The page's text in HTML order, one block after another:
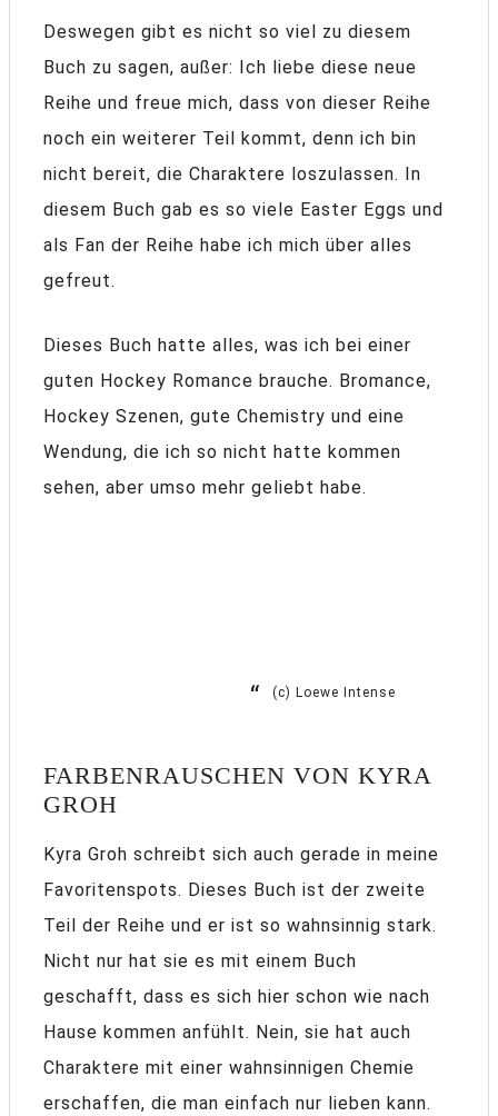
Deswegen gibt es nicht so viel zu diesem
Buch zu sagen, außer: Ich liebe diese neue
Reihe und freue mich, dass von dieser Reihe
noch ein weiterer Teil kommt, denn ich bin
nicht bereit, die Charaktere loszulassen. In
diesem Buch gab es so viele Easter Eggs und
als Fan der Reihe habe ich mich über alles
gefreut.
Dieses Buch hatte alles, was ich bei einer
guten Hockey Romance brauche. Bromance,
Hockey Szenen, gute Chemistry und eine
Wendung, die ich so nicht hatte kommen
sehen, aber umso mehr geliebt habe.
(c) Loewe Intense
FARBENRAUSCHEN VON KYRA
GROH
Kyra Groh schreibt sich auch gerade in meine
Favoritenspots. Dieses Buch ist der zweite
Teil der Reihe und er ist so wahnsinnig stark.
Nicht nur hat sie es mit einem Buch
geschafft, dass es sich hier schon wie nach
Hause kommen anfühlt. Nein, sie hat auch
Charaktere mit einer wahnsinnigen Chemie
erschaffen, die man einfach nur lieben kann.